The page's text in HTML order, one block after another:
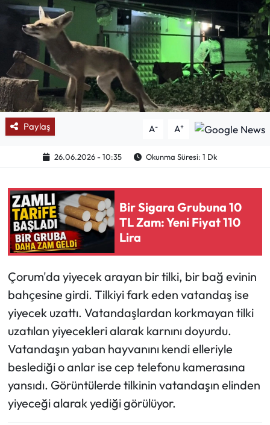
Paylaş A- A+
26.06.2026 - 10:35 Okunma Süresi: 1 Dk
Bir Sigara Grubuna 10
TL Zam: Yeni Fiyat 110
Lira
Çorum'da yiyecek arayan bir tilki, bir bağ evinin
bahçesine girdi. Tilkiyi fark eden vatandaş ise
yiyecek uzattı. Vatandaşlardan korkmayan tilki
uzatılan yiyecekleri alarak karnını doyurdu.
Vatandaşın yaban hayvanını kendi elleriyle
beslediği o anlar ise cep telefonu kamerasına
yansıdı. Görüntülerde tilkinin vatandaşın elinden
yiyeceği alarak yediği görülüyor.
Magazin
Mektup Galeri
Röportaj
Manşet
Köşe Yazıları
Karikatür Galeri
BIK
ASTROLOJİ
Spor Yazıları
Mektup Galeri
Ekonomi
Sağlık
Turizm
Teknoloji